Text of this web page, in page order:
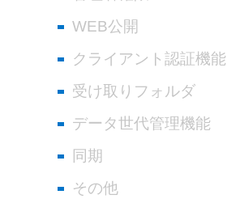
WEB公開
クライアント認証機能
受け取りフォルダ
データ世代管理機能
同期
その他